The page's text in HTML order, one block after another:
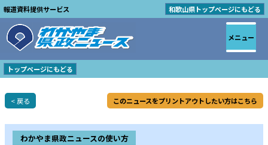
報道資料提供サービス 和歌山県トップページにもどる
トップページにもどる
< 戻る このニュースをプリントアウトしたい方はこちら
わかやま県政ニュースの使い方
メニュー